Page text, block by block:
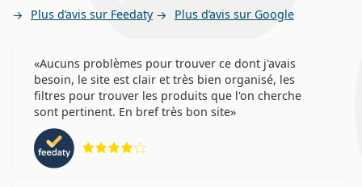
Plus d’avis sur Feedaty Plus d’avis sur Google
Aucuns problèmes pour trouver ce dont j'avais
besoin, le site est clair et très bien organisé, les
filtres pour trouver les produits que l'on cherche
sont pertinent. En bref très bon site